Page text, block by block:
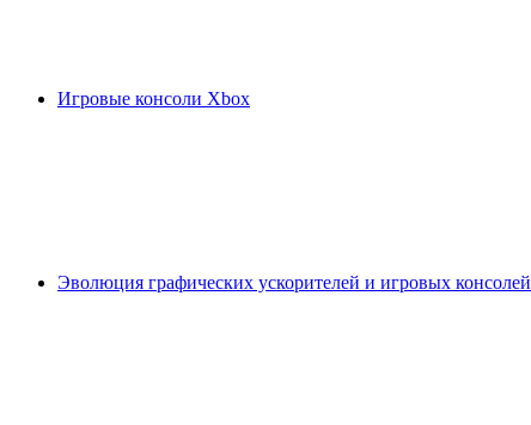
Игровые консоли Xbox
Эволюция графических ускорителей и игровых консолей